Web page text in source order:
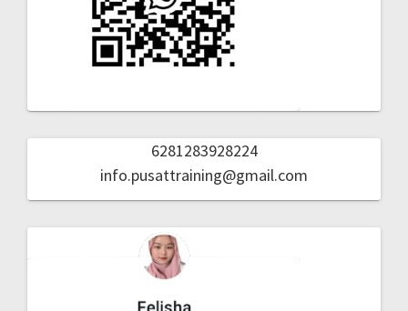
6281283928224
info.pusattraining@gmail.com